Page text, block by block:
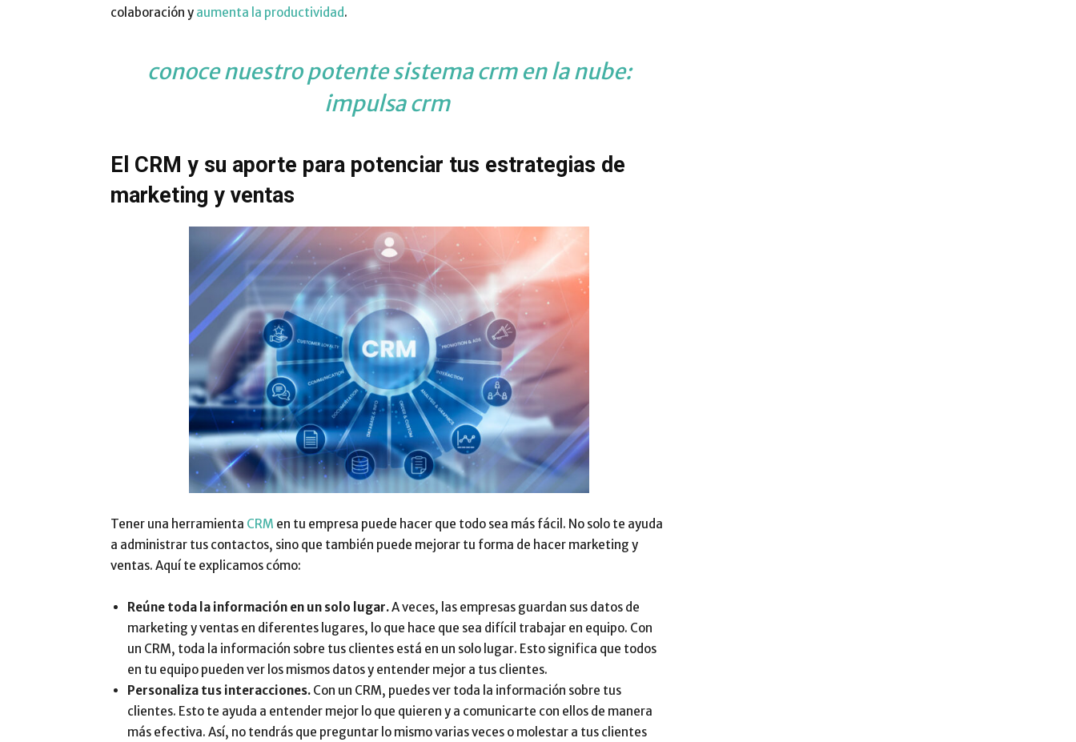
colaboración y aumenta la productividad.
conoce nuestro potente sistema crm en la nube:
impulsa crm
El CRM y su aporte para potenciar tus estrategias de
marketing y ventas
Tener una herramienta CRM en tu empresa puede hacer que todo sea más fácil. No solo te ayuda
a administrar tus contactos, sino que también puede mejorar tu forma de hacer marketing y
ventas. Aquí te explicamos cómo:
Reúne toda la información en un solo lugar.A veces, las empresas guardan sus datos de
marketing y ventas en diferentes lugares, lo que hace que sea difícil trabajar en equipo. Con
un CRM, toda la información sobre tus clientes está en un solo lugar. Esto significa que todos
en tu equipo pueden ver los mismos datos y entender mejor a tus clientes.
Personaliza tus interacciones. Con un CRM, puedes ver toda la información sobre tus
clientes. Esto te ayuda a entender mejor lo que quieren y a comunicarte con ellos de manera
más efectiva. Así, no tendrás que preguntar lo mismo varias veces o molestar a tus clientes